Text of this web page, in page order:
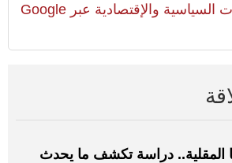
المستجدات السياسية والإقتصادية عبر Google
المقلية.. دراسة تكشف ما يحدث